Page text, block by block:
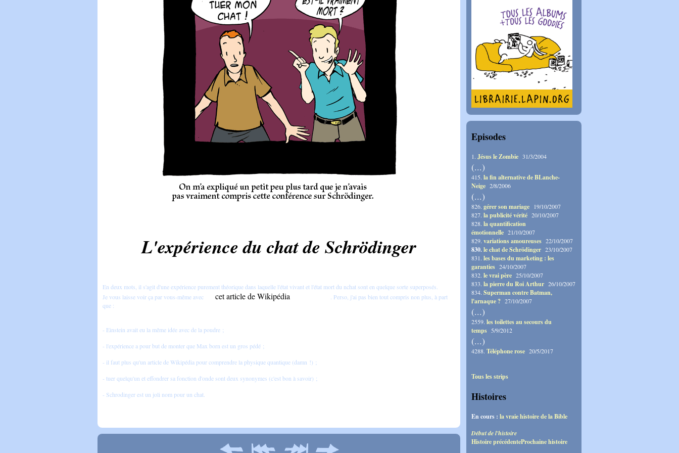
L'expérience du chat de Schrödinger
En deux mots, il s'agit d'une expérience purement théorique dans laquelle l'état vivant et l'état mort du nchat sont en quelque sorte superposés.
Je vous laisse voir ça par vous-même avec
cet article de Wikipédia
. Perso, j'ai pas bien tout compris non plus, à part
que :
- Einstein avait eu la même idée avec de la poudre ;
- l'expérience a pour but de monter que Max born est un gros pédé ;
- il faut plus qu'un article de Wikipédia pour comprendre la physique quantique (damn !) ;
- tuer quelqu'un et effondrer sa fonction d'onde sont deux synonymes (c'est bon à savoir) ;
- Schrodinger est un joli nom pour un chat.
Episodes
1. Jésus le Zombie 31/3/2004
(...)
415. la fin alternative de BLanche-
Neige 2/8/2006
(...)
826. gérer son mariage 19/10/2007
827. la publicité vérité 20/10/2007
828. la quantification
émotionnelle 21/10/2007
829. variations amoureuses 22/10/2007
830.le chat de Schrödinger 23/10/2007
831. les bases du marketing : les
garanties 24/10/2007
832. le vrai père 25/10/2007
833. la pierre du Roi Arthur 26/10/2007
834. Superman contre Batman,
l'arnaque ? 27/10/2007
(...)
2559. les toilettes au secours du
temps 5/9/2012
(...)
4288. Téléphone rose 20/5/2017
Tous les strips
Histoires
En cours : la vraie histoire de la Bible
Début de l'histoire
Histoire précédenteProchaine histoire